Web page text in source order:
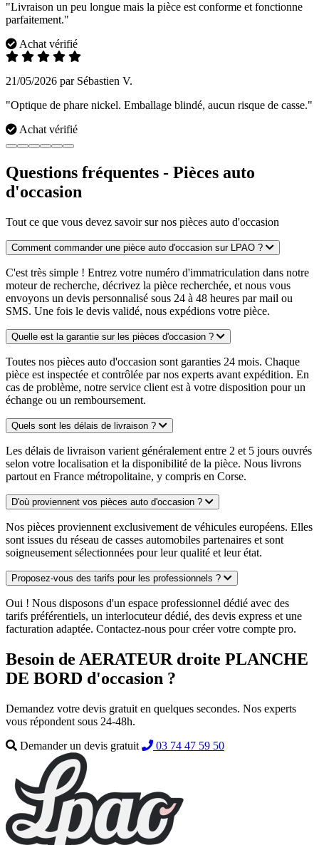
"Livraison un peu longue mais la pièce est conforme et fonctionne
parfaitement."
Achat vérifié
21/05/2026 par Sébastien V.
"Optique de phare nickel. Emballage blindé, aucun risque de casse."
Achat vérifié
Questions fréquentes - Pièces auto
d'occasion
Tout ce que vous devez savoir sur nos pièces auto d'occasion
Comment commander une pièce auto d'occasion sur LPAO ?
C'est très simple ! Entrez votre numéro d'immatriculation dans notre
moteur de recherche, décrivez la pièce recherchée, et nous vous
envoyons un devis personnalisé sous 24 à 48 heures par mail ou
SMS. Une fois le devis validé, nous expédions votre pièce.
Quelle est la garantie sur les pièces d'occasion ?
Toutes nos pièces auto d'occasion sont garanties 24 mois. Chaque
pièce est inspectée et contrôlée par nos experts avant expédition. En
cas de problème, notre service client est à votre disposition pour un
échange ou un remboursement.
Quels sont les délais de livraison ?
Les délais de livraison varient généralement entre 2 et 5 jours ouvrés
selon votre localisation et la disponibilité de la pièce. Nous livrons
partout en France métropolitaine, y compris en Corse.
D'où proviennent vos pièces auto d'occasion ?
Nos pièces proviennent exclusivement de véhicules européens. Elles
sont issues du réseau de casses automobiles partenaires et sont
soigneusement sélectionnées pour leur qualité et leur état.
Proposez-vous des tarifs pour les professionnels ?
Oui ! Nous disposons d'un espace professionnel dédié avec des
tarifs préférentiels, un interlocuteur dédié, des devis express et une
facturation adaptée. Contactez-nous pour créer votre compte pro.
Besoin de AERATEUR droite PLANCHE
DE BORD d'occasion ?
Demandez votre devis gratuit en quelques secondes. Nos experts
vous répondent sous 24-48h.
Demander un devis gratuit
03 74 47 59 50